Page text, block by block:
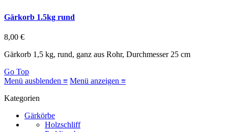
Gärkorb 1.5kg rund
8,00 €
Gärkorb 1,5 kg, rund, ganz aus Rohr, Durchmesser 25 cm
Go Top
Menü ausblenden ≡ Menü anzeigen ≡
Kategorien
Gärkörbe
Holzschliff